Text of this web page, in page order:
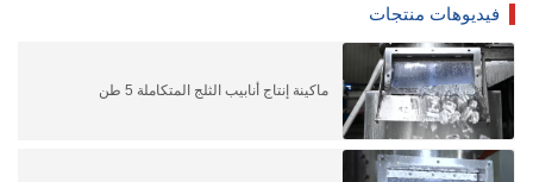
فيديوهات منتجات
ماكينة إنتاج أنابيب الثلج المتكاملة 5 طن